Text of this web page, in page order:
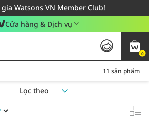
gia Watsons VN Member Club!
hàng cho đơn hàng từ 249,000Đ
24h - Áp dụng khu vực TP. Hồ Chí Minh
Cửa hàng & Dịch vụ
0
11 sản phẩm
Lọc theo